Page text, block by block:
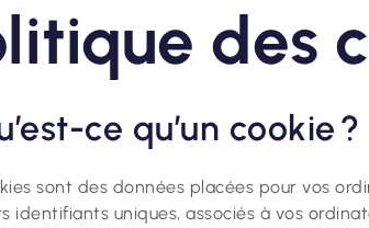
des
ce qu’un cookie ?
sont des données placées pour vos
identifiants uniques, associés à vos